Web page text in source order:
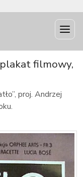
filmowy,
proj. Andrzej